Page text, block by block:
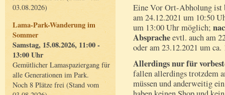
03.08.2026)
Lama-Park-Wanderung im
Sommer
Samstag, 15.08.2026, 11:00 -
13:00 Uhr
Gemütlicher Lamaspaziergang für
alle Generationen im Park.
Noch 8 Plätze frei (Stand vom
Eine Vor Ort-Abholung ist
am 24.12.2021 um 10:50
um 13:00 Uhr möglich;
Abspracheevtl. auch am
oder am 23.12.2021 um
Allerdings nur für
fallen allerdings trotzdem
müssen und anderweitig